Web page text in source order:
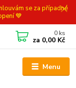
se za případné
💙
Menu
0 ks
za 0,00 Kč